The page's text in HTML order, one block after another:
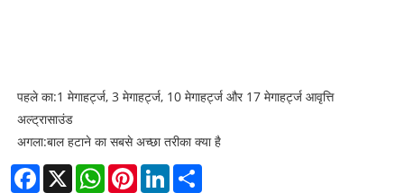
पहले का:1 मेगाहर्ट्ज, 3 मेगाहर्ट्ज, 10 मेगाहर्ट्ज और 17 मेगाहर्ट्ज आवृत्ति
अल्ट्रासाउंड
अगला:बाल हटाने का सबसे अच्छा तरीका क्या है
Facebook
X WhatsAppPinterestLinkedIn